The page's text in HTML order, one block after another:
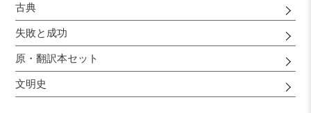
古典
失敗と成功
原・翻訳本セット
文明史